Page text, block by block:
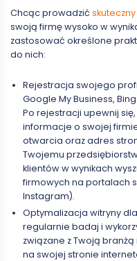
Chcąc prowadzić
swoją firmę wysoko w
zastosować określone
do nich:
Rejestracja swojego
Google My Business,
Po rejestracji upewnij
informacje o swojej
otwarcia oraz adres
Twojemu
klientów w wynikach
firmowych na portalach
Instagram).
Optymalizacja witryny
regularnie badaj i
związane z Twoją
na swojej stronie